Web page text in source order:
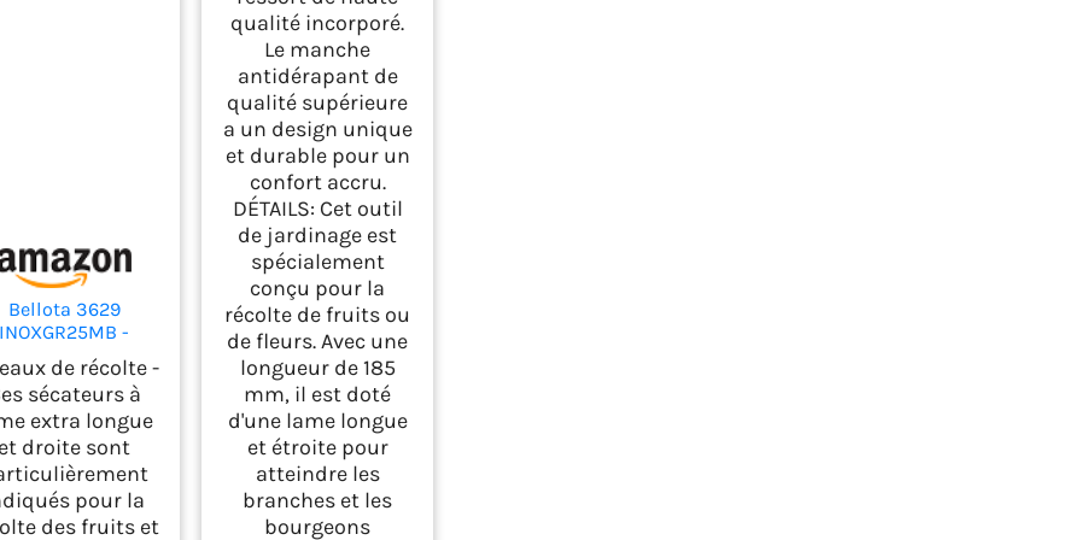
Bellota 3629
INOXGR25MB -
de Récolte
de Fruits, Outil
et de
avec
Bi-matière et
Lames en
Inoxydable
de récolte -
sécateurs à
extra longue
et droite sont
pour la
des fruits et
qualité incorporé.
Le manche
antidérapant de
qualité supérieure
a un design unique
et durable pour un
confort accru.
DÉTAILS: Cet outil
de jardinage est
spécialement
conçu pour la
récolte de fruits ou
de fleurs. Avec une
longueur de 185
mm, il est doté
d'une lame longue
et étroite pour
atteindre les
branches et les
bourgeons